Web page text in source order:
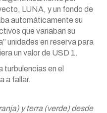
LUNA, y un fondo de
automáticamente su
que variaban su
unidades en reserva para
un valor de USD 1.
en el
a fallar.
y terra (verde) desde